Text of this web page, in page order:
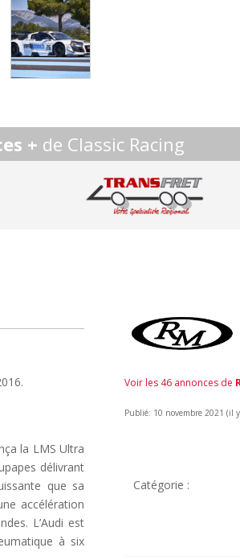
+ de Classic Racing
la LMS Ultra
délivrant
que sa
accélération
L’Audi est
à six
Voir les 46 annonces de
Publié: 10 novembre 2021 (il
Catégorie :